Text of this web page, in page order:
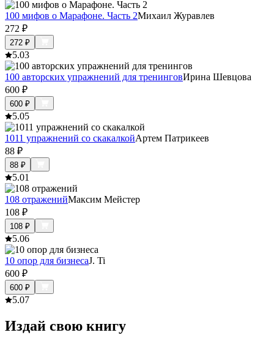
100 мифов о Марафоне. Часть 2Михаил Журавлев
272 ₽
272 ₽
5.03
100 авторских упражнений для тренинговИрина Шевцова
600 ₽
600 ₽
5.05
1011 упражнений со скакалкойАртем Патрикеев
88 ₽
88 ₽
5.01
108 отраженийМаксим Мейстер
108 ₽
108 ₽
5.06
10 опор для бизнесаJ. Ti
600 ₽
600 ₽
5.07
Издай свою книгу